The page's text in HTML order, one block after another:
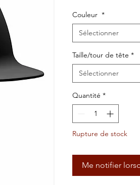
Couleur *
Sélectionner
Taille/tour de tête *
Sélectionner
Quantité *
Rupture de stock
Me notifier